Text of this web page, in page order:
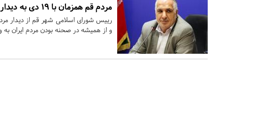
مردم قم همزمان با 19 دی به دیدار مقام معظم رهبری می‌روند
و از همیشه در صحنه بودن مردم ایران به